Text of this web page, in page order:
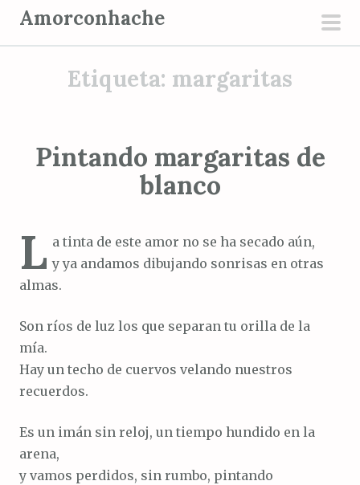
Amorconhache
Etiqueta: margaritas
Pintando margaritas de
blanco
L a tinta de este amor no se ha secado aún,
y ya andamos dibujando sonrisas en otras
almas.
Son ríos de luz los que separan tu orilla de la
mía.
Hay un techo de cuervos velando nuestros
recuerdos.
Es un imán sin reloj, un tiempo hundido en la
arena,
y vamos perdidos, sin rumbo, pintando